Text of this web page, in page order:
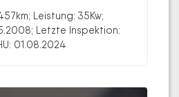
Leistung: 35Kw;
Letzte Inspektion:
01.08.2024